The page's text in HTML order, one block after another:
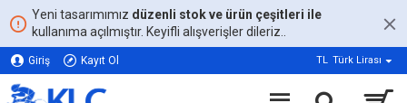
Yeni tasarımımız düzenli stok ve ürün çeşitleri ile
kullanıma açılmıştır. Keyifli alışverişler dileriz..
Giriş Kayıt Ol TL Türk Lirası